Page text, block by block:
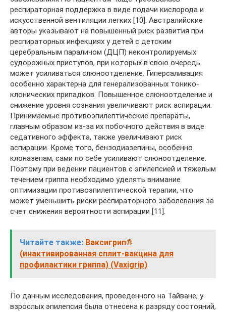
респираторная поддержка в виде подачи кислорода и
искусственной вентиляции легких [10]. Австралийские
авторы указывают на повышенный риск развития при
респираторных инфекциях у детей с детским
церебральным параличом (ДЦП) неконтролируемых
судорожных приступов, при которых в свою очередь
может усиливаться слюноотделение. Гиперсаливация
особенно характерна для генерализованных тонико-
клонических припадков. Повышенное слюноотделение и
снижение уровня сознания увеличивают риск аспирации.
Принимаемые противоэпилептические препараты,
главным образом из-за их побочного действия в виде
седативного эффекта, также увеличивают риск
аспирации. Кроме того, бензодиазепины, особенно
клоназепам, сами по себе усиливают слюноотделение.
Поэтому при ведении пациентов с эпилепсией и тяжелым
течением гриппа необходимо уделять внимание
оптимизации противоэпилептической терапии, что
может уменьшить риски респираторного заболевания за
счет снижения вероятности аспирации [11].
Читайте также: Ваксигрип®
(инактивированная сплит-вакцина для
профилактики гриппа) (Vaxigrip)
По данным исследования, проведенного на Тайване, у
взрослых эпилепсия была отнесена к разряду состояний,